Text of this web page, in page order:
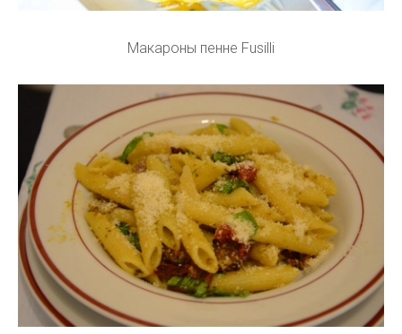
Макароны пенне Fusilli